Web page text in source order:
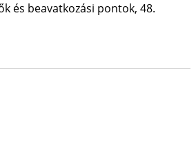
és beavatkozási pontok, 48.